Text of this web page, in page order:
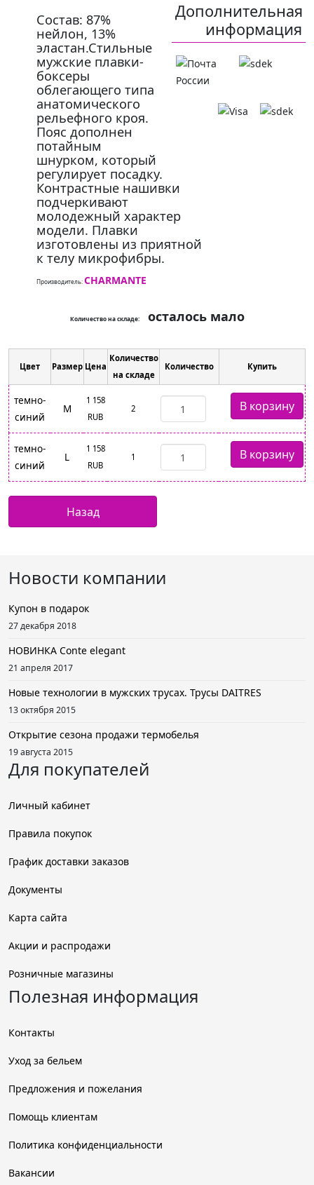
Дополнительная
информация
Состав: 87%
нейлон, 13%
эластан.Стильные
мужские плавки-
боксеры
облегающего типа
анатомического
рельефного кроя.
Пояс дополнен
потайным
шнурком, который
регулирует посадку.
Контрастные нашивки
подчеркивают
молодежный характер
модели. Плавки
изготовлены из приятной
к телу микрофибры.
Производитель:CHARMANTE
Количество на складе: осталось мало
Цвет Размер Цена
Количество
на складе
Количество Купить
темно-
синий
M
1 158
RUB
2
темно-
синий
L
1 158
RUB
1
Новости компании
Купон в подарок
27 декабря 2018
НОВИНКА Conte elegant
21 апреля 2017
Новые технологии в мужских трусах. Трусы DAITRES
13 октября 2015
Открытие сезона продажи термобелья
19 августа 2015
Для покупателей
Личный кабинет
Правила покупок
График доставки заказов
Документы
Карта сайта
Акции и распродажи
Розничные магазины
Полезная информация
Контакты
Уход за бельем
Предложения и пожелания
Помощь клиентам
Политика конфиденциальности
Вакансии